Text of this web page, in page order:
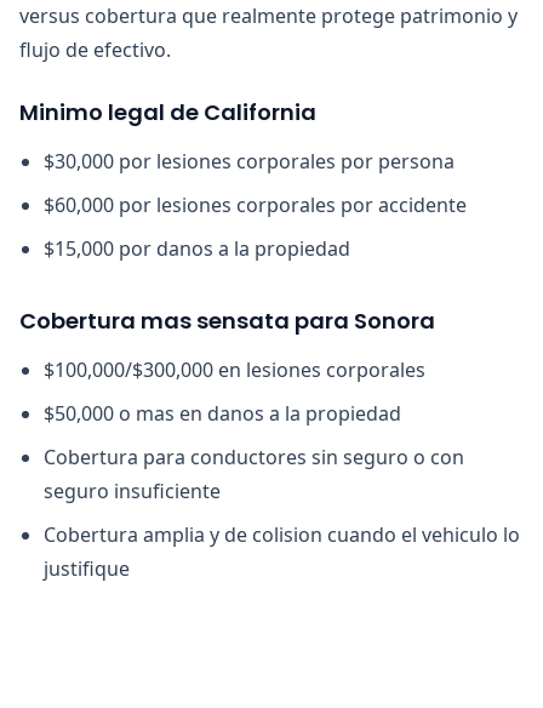
versus cobertura que realmente protege patrimonio y
flujo de efectivo.
Minimo legal de California
$30,000 por lesiones corporales por persona
$60,000 por lesiones corporales por accidente
$15,000 por danos a la propiedad
Cobertura mas sensata para Sonora
$100,000/$300,000 en lesiones corporales
$50,000 o mas en danos a la propiedad
Cobertura para conductores sin seguro o con
seguro insuficiente
Cobertura amplia y de colision cuando el vehiculo lo
justifique